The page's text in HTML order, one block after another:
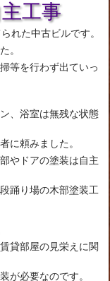
工事
れた中古ビルです。
。
等を行わず出ていっ
、浴室は無残な状態
に頼みました。
やドアの塗装は自主
踊り場の木部塗装工
貸部屋の見栄えに関
が必要なのです。